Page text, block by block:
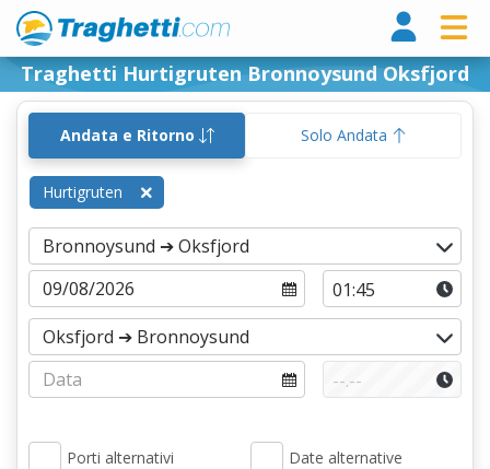
Traghetti Hurtigruten Bronnoysund Oksfjord
Andata e Ritorno Solo Andata
Hurtigruten
Porti alternativi Date alternative